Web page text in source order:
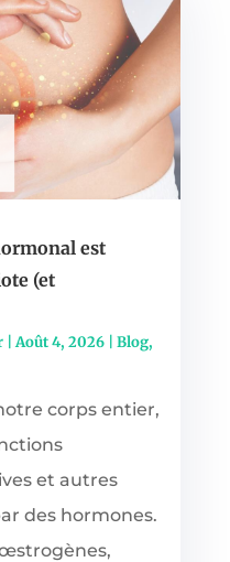
est
(et
|Août 4, 2026| Blog,
corps entier,
et autres
des hormones.